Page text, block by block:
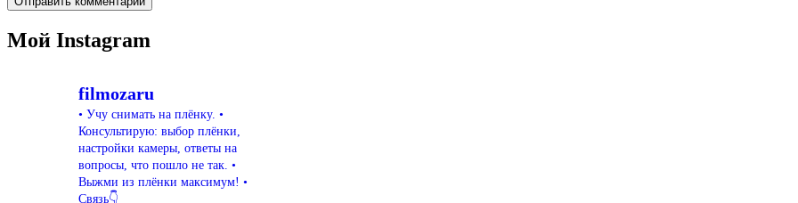
Мой Instagram
filmozaru
• Учу снимать на плёнку. •
Консультирую: выбор плёнки,
настройки камеры, ответы на
вопросы, что пошло не так. •
Выжми из плёнки максимум! •
Связь👇